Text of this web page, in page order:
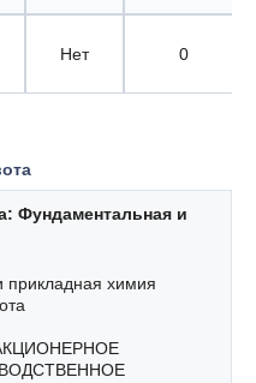
Нет 0
Фундаментальная и
прикладная химия
АКЦИОНЕРНОЕ